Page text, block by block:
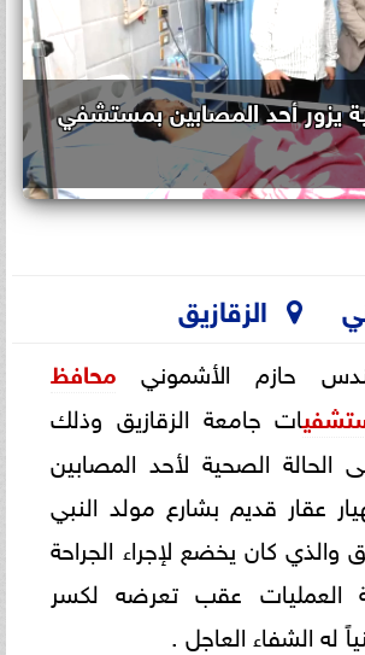
يزور أحد المصابين بمستشفي
الزقازيق
حازم الأشموني محافظ
ات جامعة الزقازيق وذلك
الحالة الصحية لأحد المصابين
عقار قديم بشارع مولد النبي
والذي كان يخضع لإجراء الجراحة
العمليات عقب تعرضه لكسر
له الشفاء العاجل .